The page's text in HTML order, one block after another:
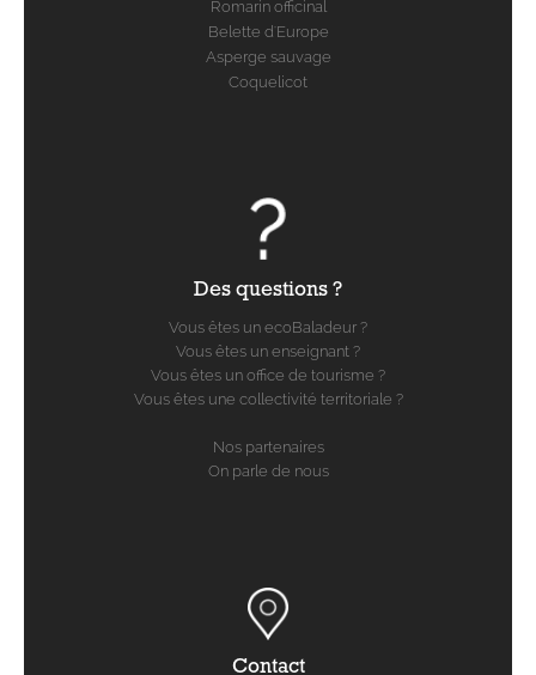
Romarin officinal
Belette d'Europe
Asperge sauvage
Coquelicot
Des questions ?
Vous êtes un ecoBaladeur ?
Vous êtes un enseignant ?
Vous êtes un office de tourisme ?
Vous êtes une collectivité territoriale ?
Nos partenaires
On parle de nous
Contact